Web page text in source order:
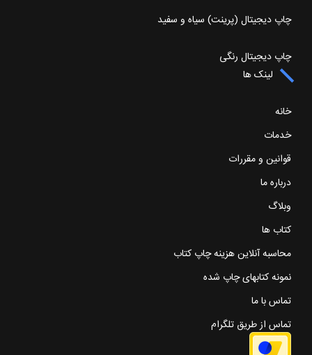
چاپ دیجیتال (پرینت) سیاه و سفید
چاپ دیجیتال رنگی
لینک ها
خانه
خدمات
قوانین و مقررات
درباره ما
وبلاگ
کتاب ها
محاسبه آنلاین هزینه چاپ کتاب
نمونه کتابهای چاپ شده
تماس با ما
تماس از طریق تلگرام